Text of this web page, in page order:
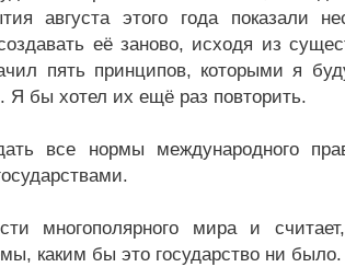
августа этого года показали
её заново, исходя из
пять принципов, которыми я
Я бы хотел их ещё раз повторить.
все нормы международного
многополярного мира и
каким бы это государство ни было.